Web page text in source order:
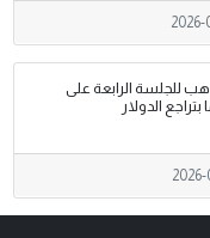
2026-
للجلسة الرابعة على
الدولار
2026-